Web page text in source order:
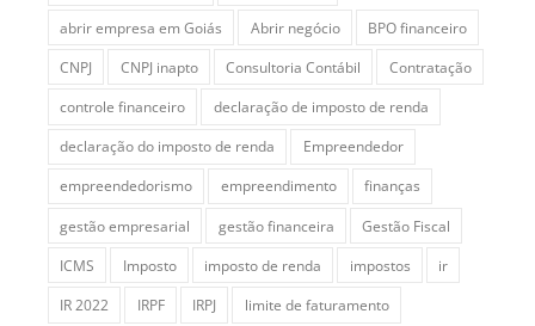
abrir empresa em Goiás
Abrir negócio
BPO financeiro
CNPJ
CNPJ inapto Consultoria Contábil
Contratação
controle financeiro
declaração de imposto de renda
declaração do imposto de renda
Empreendedor
empreendedorismo
empreendimento
finanças
gestão empresarial
gestão financeira
Gestão Fiscal
ICMS
Imposto imposto de renda impostos
ir
IR 2022
IRPF IRPJ
limite de faturamento